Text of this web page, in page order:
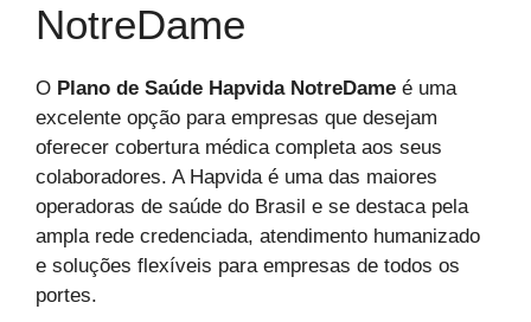
NotreDame
O Plano de Saúde Hapvida NotreDame é uma
excelente opção para empresas que desejam
oferecer cobertura médica completa aos seus
colaboradores. A Hapvida é uma das maiores
operadoras de saúde do Brasil e se destaca pela
ampla rede credenciada, atendimento humanizado
e soluções flexíveis para empresas de todos os
portes.